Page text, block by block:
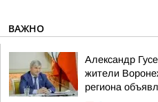
ВАЖНО
Александр
жители
региона